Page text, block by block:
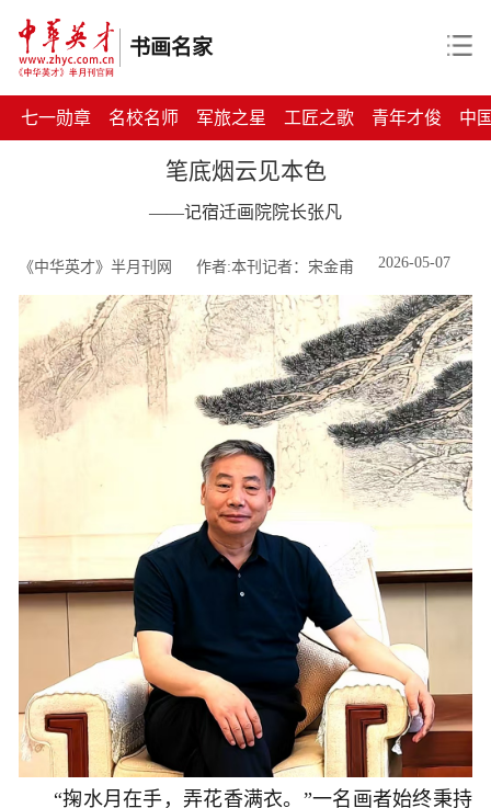
书画名家
七一勋章 名校名师 军旅之星 工匠之歌 青年才俊 中
笔底烟云见本色
——记宿迁画院院长张凡
《中华英才》半月刊网 作者:本刊记者：宋金甫 2026-05-07
“掬水月在手，弄花香满衣。”一名画者始终秉持